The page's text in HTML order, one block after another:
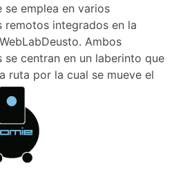
se emplea en varios
remotos integrados en la
Ambos
se centran en un laberinto que
ruta por la cual se mueve el